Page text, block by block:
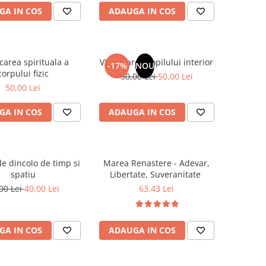
IN COS ADAUGA IN COS
spirituala a
fizic
50,00 Lei
IN COS
-17% NOU
Vindecarea copilului interior
60,00 Lei50,00 Lei
ADAUGA IN COS
dincolo de timp si
spatiu
Lei40,00 Lei
IN COS
Marea Renastere - Adevar,
Libertate, Suveranitate
63,43 Lei
ADAUGA IN COS